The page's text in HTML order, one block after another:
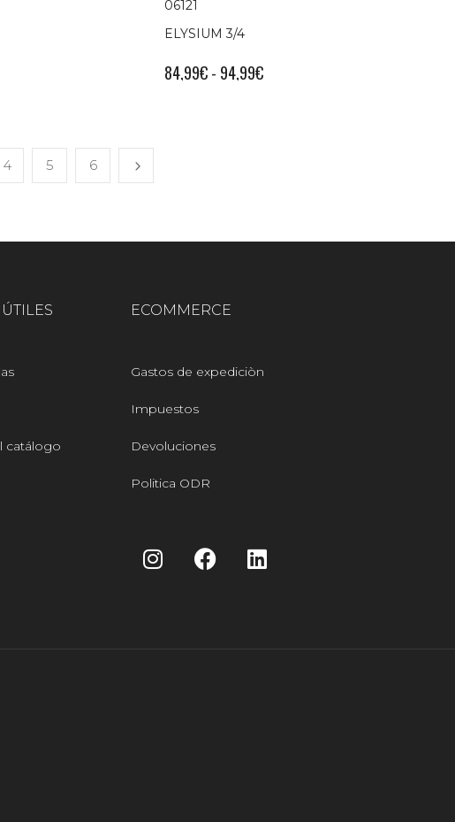
06121
ELYSIUM 3/4
84,99€- 94,99€
4 5 6
catálogo
ECOMMERCE
Gastos de expediciòn
Impuestos
Devoluciones
Politica ODR